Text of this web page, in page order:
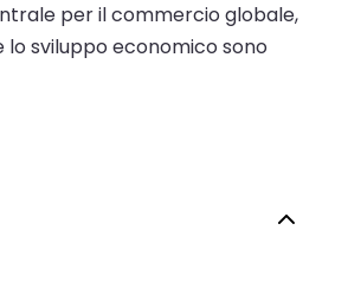
per il commercio globale,
lo sviluppo economico sono